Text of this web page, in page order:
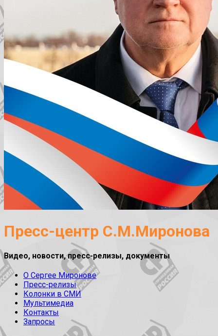
Пресс-центр С.М.Миронова
Видео, новости, пресс-релизы, документы
О Сергее Миронове
Пресс-релизы
Колонки в СМИ
Мультимедиа
Контакты
Запросы